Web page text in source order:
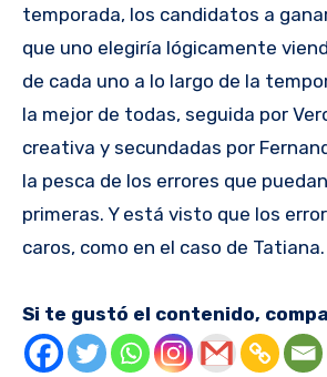
temporada, los candidatos a
que uno elegiría lógicamente
de cada uno a lo largo de la
la mejor de todas, seguida por
creativa y secundadas por
la pesca de los errores que
primeras. Y está visto que los
caros, como en el caso de Tatiana.
Si te gustó el contenido,